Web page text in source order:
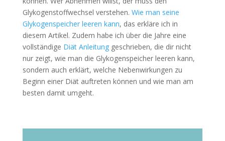
Glykogenstoffwechsel verstehen. Wie man seine
Glykogenspeicher leeren kann, das erkläre ich in
diesem Artikel. Zudem habe ich über die Jahre eine
vollständige Diät Anleitunggeschrieben, die dir nicht
nur zeigt, wie man die Glykogenspeicher leeren kann,
sondern auch erklärt, welche Nebenwirkungen zu
Beginn einer Diät auftreten können und wie man am
besten damit umgeht.